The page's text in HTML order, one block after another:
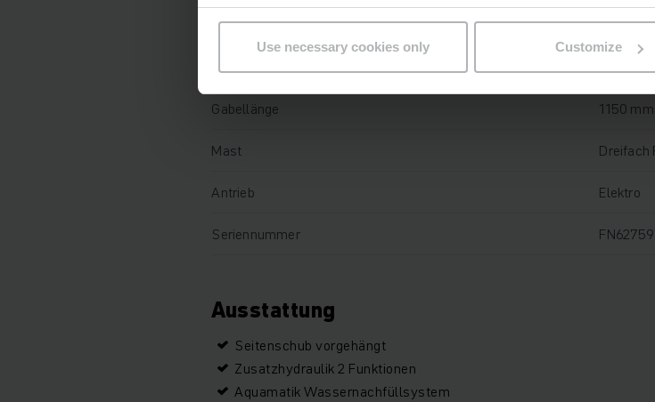
Use necessary cookies only Customize
Betriebsstunden 9272 h
Bauhöhe 2487
Gabellänge 1150 mm
Mast Dreifach
Antrieb Elektro
Seriennummer
Ausstattung
Seitenschub vorgehängt
Zusatzhydraulik 2 Funktionen
Aquamatik Wassernachfüllsystem